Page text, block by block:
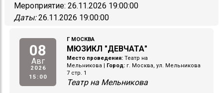
Мероприятие:26.11.2026 19:00:00
Даты:26.11.2026 19:00:00
08
Авг
2026
15:00
Г МОСКВА
МЮЗИКЛ "ДЕВЧАТА"
Место проведения: Театр на
Мельникова | Город: г. Москва, ул. Мельникова
7 стр. 1
Театр на Мельникова